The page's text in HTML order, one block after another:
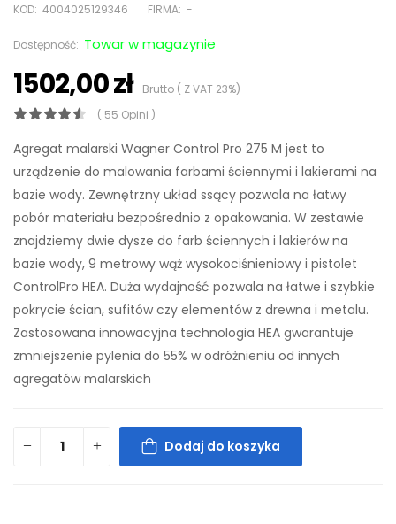
KOD: 4004025129346 FIRMA: -
Dostępność: Towar w magazynie
1502,00 złBrutto ( Z VAT 23%)
( 55 Opini )
Agregat malarski Wagner Control Pro 275 M jest to
urządzenie do malowania farbami ściennymi i lakierami na
bazie wody. Zewnętrzny układ ssący pozwala na łatwy
pobór materiału bezpośrednio z opakowania. W zestawie
znajdziemy dwie dysze do farb ściennych i lakierów na
bazie wody, 9 metrowy wąż wysokociśnieniowy i pistolet
ControlPro HEA. Duża wydajność pozwala na łatwe i szybkie
pokrycie ścian, sufitów czy elementów z drewna i metalu.
Zastosowana innowacyjna technologia HEA gwarantuje
zmniejszenie pylenia do 55% w odróżnieniu od innych
agregatów malarskich
Dodaj do koszyka